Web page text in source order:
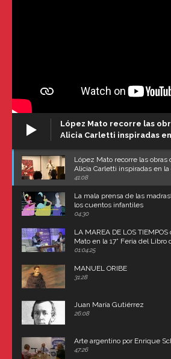
López Mato recorre las
Alicia Carletti inspiradas
López Mato recorre las obras
Alicia Carletti inspiradas en
Carroll
41:08
La mala prensa de las
los cuentos infantiles
04:30
LA MAREA DE LOS
Mato en la 17° Feria del Libro
(Uruguay)
01:04:25
MANUEL ORIBE
31:28
Juan María Gutiérrez
26:08
Arte argentino por Enrique
47:26